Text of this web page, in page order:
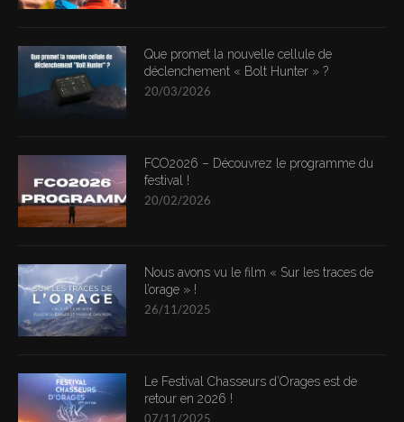
Que promet la nouvelle cellule de
déclenchement « Bolt Hunter » ?
20/03/2026
FCO2026 – Découvrez le programme du
festival !
20/02/2026
Nous avons vu le film « Sur les traces de
l’orage » !
26/11/2025
Le Festival Chasseurs d’Orages est de
retour en 2026 !
07/11/2025